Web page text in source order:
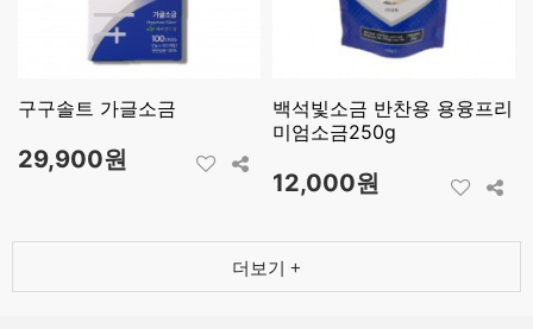
구구솔트 가글소금
29,900원
백석빛소금 반찬용 용융프리
미엄소금250g
12,000원
더보기 +